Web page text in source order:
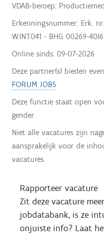
VDAB-beroep:
Erkenningsnummer: Erk.
W.INT.041 - BHG 00269-
Online sinds: 09-07-2026
Deze partner(s) bieden
FORUM JOBS
Deze functie staat open
gender.
Niet alle vacatures zijn
aansprakelijk voor de
vacatures.
Rapporteer vacature
Zit deze vacature
jobdatabank, is ze
onjuiste info? Laat